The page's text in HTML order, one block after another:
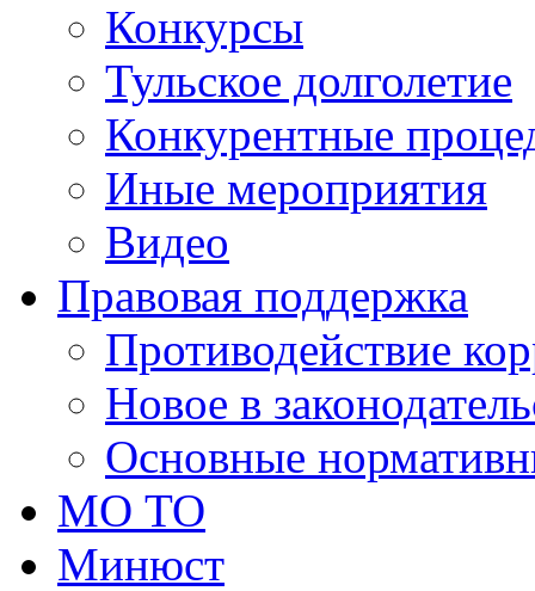
Конкурсы
Тульское долголетие
Конкурентные
Иные мероприятия
Видео
Правовая поддержка
Противодействие
Новое в
Основные
МО ТО
Минюст